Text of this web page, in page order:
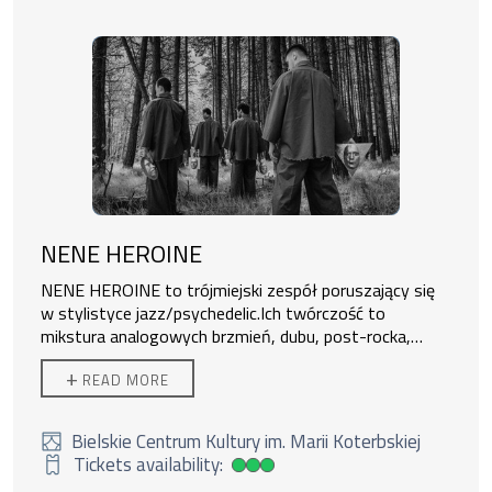
NENE HEROINE
NENE HEROINE to trójmiejski zespół poruszający się
w stylistyce jazz/psychedelic.Ich twórczość to
mikstura analogowych brzmień, dubu, post-rocka,
improwizacji oraz komunikatywnych i emocjonalnych
melodii. Po bardzo dobrze przyjętym debiutanckim
albumie „Total Panorama” (Alpaka Records), zespół
prezentuje nowy program pod tytułem „MOVA”.
Jest to
rozwinięcie dotychczasowej eksploracji muzycznego
,,tripu’’, w który artyści zabierają słuchaczy. Muzycy
+ READ MORE
Bielskie Centrum Kultury im. Marii Koterbskiej
Tickets availability:
High ticket availability